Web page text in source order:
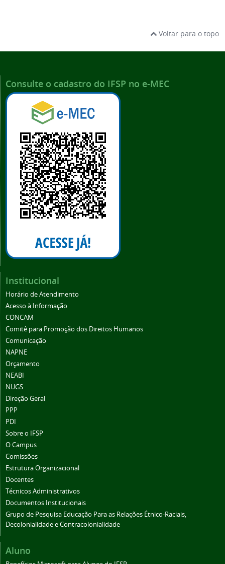
Voltar para o topo
Consulte o cadastro do IFSP no e-MEC
Institucional
Horário de Atendimento
Acesso à Informação
CONCAM
Comitê para Promoção dos Direitos Humanos
Comunicação
NAPNE
Orçamento
NEABI
NUGS
Direção Geral
PPP
PDI
Sobre o IFSP
O Campus
Comissões
Estrutura Organizacional
Docentes
Técnicos Administrativos
Documentos Institucionais
Grupo de Pesquisa Educação Para as Relações Étnico-Raciais,
Decolonialidade e Contracolonialidade
Aluno